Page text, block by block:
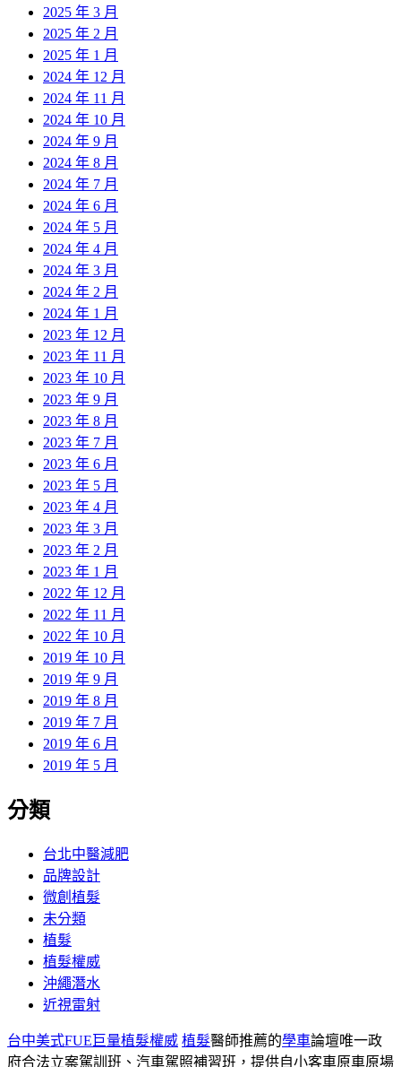
2025 年 3 月
2025 年 2 月
2025 年 1 月
2024 年 12 月
2024 年 11 月
2024 年 10 月
2024 年 9 月
2024 年 8 月
2024 年 7 月
2024 年 6 月
2024 年 5 月
2024 年 4 月
2024 年 3 月
2024 年 2 月
2024 年 1 月
2023 年 12 月
2023 年 11 月
2023 年 10 月
2023 年 9 月
2023 年 8 月
2023 年 7 月
2023 年 6 月
2023 年 5 月
2023 年 4 月
2023 年 3 月
2023 年 2 月
2023 年 1 月
2022 年 12 月
2022 年 11 月
2022 年 10 月
2019 年 10 月
2019 年 9 月
2019 年 8 月
2019 年 7 月
2019 年 6 月
2019 年 5 月
分類
台北中醫減肥
品牌設計
微創植髮
未分類
植髮
植髮權威
沖繩潛水
近視雷射
台中美式FUE巨量植髮權威 植髮醫師推薦的學車論壇唯一政
府合法立案駕訓班、汽車駕照補習班，提供自小客車原車原場